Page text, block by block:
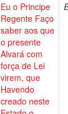
Eu o Principe
Regente Faço
saber aos que
o presente
Alvará com
força de Lei
virem, que
Havendo
creado neste